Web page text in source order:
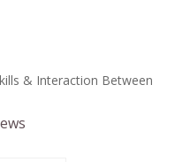
& Interaction Between